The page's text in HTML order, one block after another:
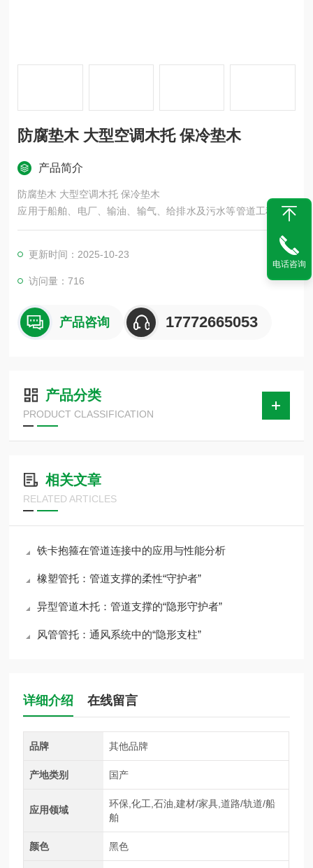
防腐垫木 大型空调木托 保冷垫木
产品简介
防腐垫木 大型空调木托 保冷垫木
应用于船舶、电厂、输油、输气、给排水及污水等管道工程中，
使管道的连接施工更加方便、可靠、安全。它是柔性连接，产品
表面材料可防止外部滴蚀，内置的橡胶材料适应不同流体介质的
要求。管夹具有密度弯曲强度冲击韧性压缩强度弹性模量拉伸强
度耐温颜色的特性
更新时间：2025-10-23
访问量：716
产品咨询 17772665053
产品分类
PRODUCT CLASSIFICATION
相关文章
RELATED ARTICLES
铁卡抱箍在管道连接中的应用与性能分析
橡塑管托：管道支撑的柔性“守护者”
异型管道木托：管道支撑的“隐形守护者”
风管管托：通风系统中的“隐形支柱”
详细介绍 在线留言
品牌 其他品牌
产地类别 国产
应用领域
环保,化工,石油,建材/家具,道路/轨道/船
舶
颜色 黑色
电话咨询